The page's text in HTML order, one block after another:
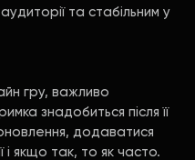
та стабільним у
гру, важливо
знадобиться після її
додаватися
і якщо так, то як часто.